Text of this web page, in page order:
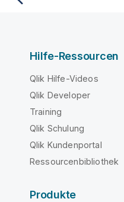
Hilfe-Ressourcen
Qlik Hilfe-Videos
Qlik Developer
Training
Qlik Schulung
Qlik Kundenportal
Ressourcenbibliothek
Produkte